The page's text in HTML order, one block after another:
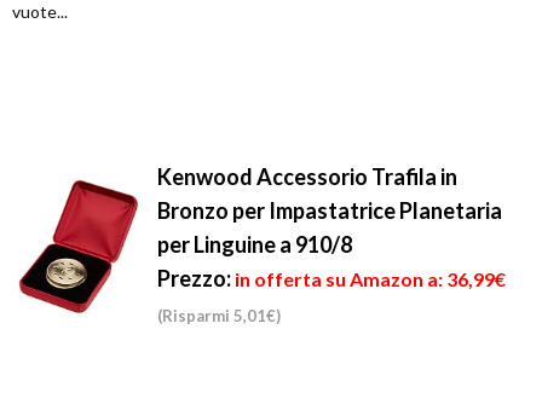
vuote...
Kenwood Accessorio Trafila in
Bronzo per Impastatrice Planetaria
per Linguine a 910/8
Prezzo: in offerta su Amazon a: 36,99€
(Risparmi 5,01€)